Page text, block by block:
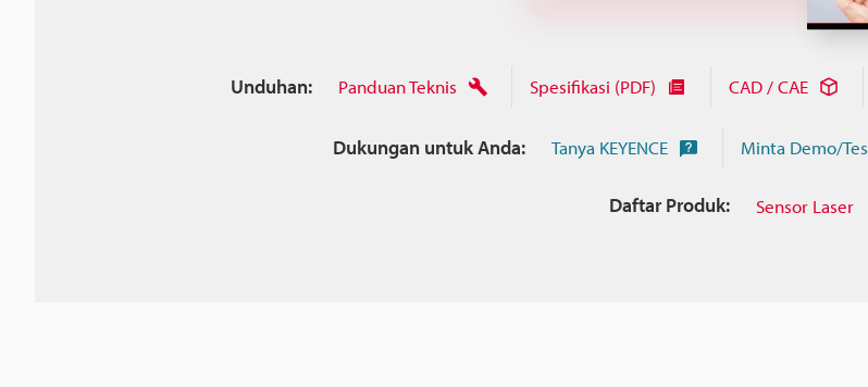
Unduhan: Panduan Teknis Spesifikasi (PDF) CAD / CAE
Dukungan untuk Anda: Tanya KEYENCE Minta Demo/Tes
Daftar Produk: Sensor Laser